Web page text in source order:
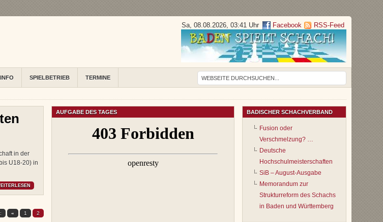
Sa, 08.08.2026, 03:41 Uhr Facebook RSS-Feed
INFO SPIELBETRIEB TERMINE
in der
U18-20) in
« 1 2
AUFGABE DES TAGES BADISCHER SCHACHVERBAND
Fusion oder
Verschmelzung? …
Deutsche
Hochschulmeisterschaften
SiB – August-Ausgabe
Memorandum zur
Strukturreform des Schachs
in Baden und Württemberg